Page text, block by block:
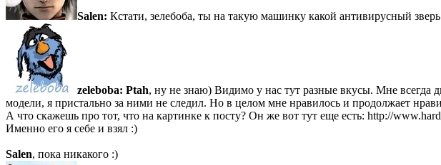
Salen: Кстати, зелебоба, ты на такую машинку какой антивирусный
zeleboba: Ptah, ну не знаю) Видимо у нас тут разные вкусы. Мне всегда
модели, я пристально за ними не следил. Но в целом мне нравилось и продолжает
А что скажешь про тот, что на картинке к посту? Он же вот тут еще есть: http://
Именно его я себе и взял :)
Salen, пока никакого :)